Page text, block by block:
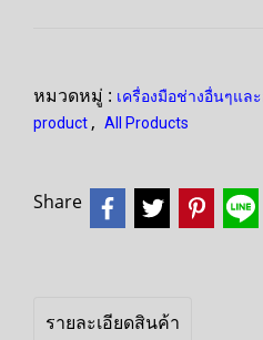
หมวดหมู่ : เครื่องมือช่างอื่นๆแล
product , All Products
Share
รายละเอียดสินค้า